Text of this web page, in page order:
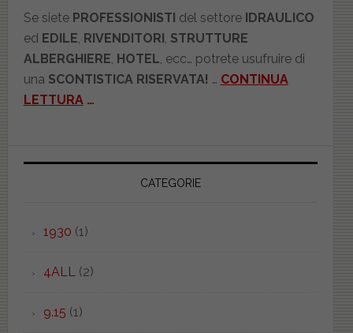
Se siete PROFESSIONISTI del settore IDRAULICO
ed EDILE, RIVENDITORI, STRUTTURE
ALBERGHIERE, HOTEL, ecc… potrete usufruire di
una SCONTISTICA RISERVATA! … CONTINUA
LETTURA…
CATEGORIE
1930 (1)
4ALL(2)
9.15 (1)